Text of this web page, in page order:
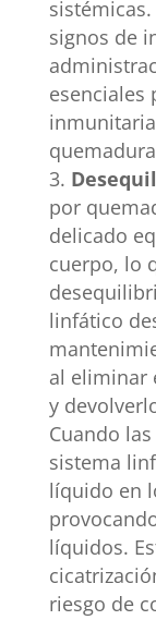
signos de
esenciales
por
delicado
cuerpo, lo
linfático
al eliminar
y
Cuando
sistema
líquido en
líquidos.
riesgo de